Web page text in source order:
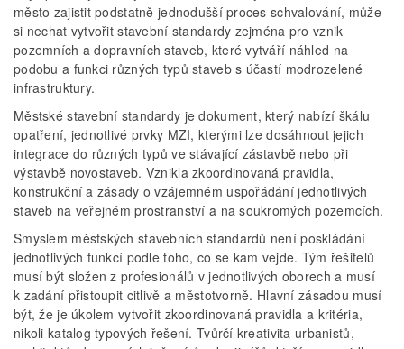
město zajistit podstatně jednodušší proces schvalování, může
si nechat vytvořit stavební standardy zejména pro vznik
pozemních a dopravních staveb, které vytváří náhled na
podobu a funkci různých typů staveb s účastí modrozelené
infrastruktury.
Městské stavební standardy je dokument, který nabízí škálu
opatření, jednotlivé prvky MZI, kterými lze dosáhnout jejich
integrace do různých typů ve stávající zástavbě nebo při
výstavbě novostaveb. Vznikla zkoordinovaná pravidla,
konstrukční a zásady o vzájemném uspořádání jednotlivých
staveb na veřejném prostranství a na soukromých pozemcích.
Smyslem městských stavebních standardů není poskládání
jednotlivých funkcí podle toho, co se kam vejde. Tým řešitelů
musí být složen z profesionálů v jednotlivých oborech a musí
k zadání přistoupit citlivě a městotvorně. Hlavní zásadou musí
být, že je úkolem vytvořit zkoordinovaná pravidla a kritéria,
nikoli katalog typových řešení. Tvůrčí kreativita urbanistů,